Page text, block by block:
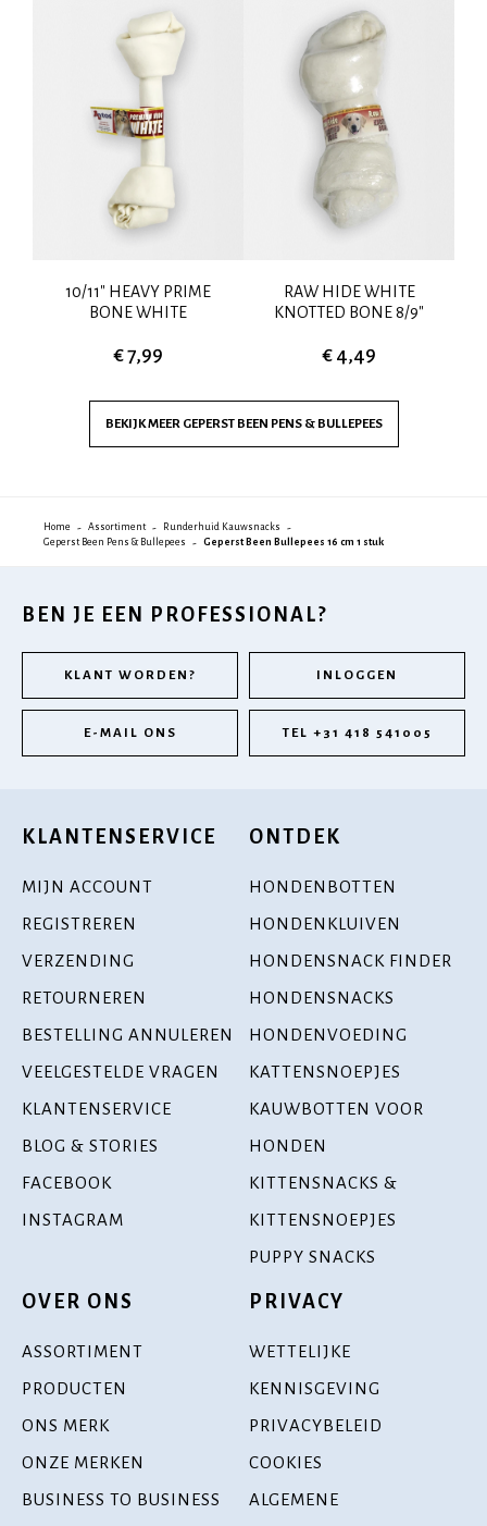
10/11" HEAVY PRIME
BONE WHITE
€ 7,99
RAW HIDE WHITE
KNOTTED BONE 8/9"
€ 4,49
BEKIJK MEER GEPERST BEEN PENS & BULLEPEES
Home Assortiment
Runderhuid Kauwsnacks
Geperst Been Pens & Bullepees
Geperst Been Bullepees 16 cm 1 stuk
BEN JE EEN PROFESSIONAL?
KLANT WORDEN? INLOGGEN
E-MAIL ONS TEL +31 418 541005
KLANTENSERVICE
MIJN ACCOUNT
REGISTREREN
VERZENDING
RETOURNEREN
BESTELLING ANNULEREN
VEELGESTELDE VRAGEN
KLANTENSERVICE
BLOG & STORIES
FACEBOOK
INSTAGRAM
ONTDEK
HONDENBOTTEN
HONDENKLUIVEN
HONDENSNACK FINDER
HONDENSNACKS
HONDENVOEDING
KATTENSNOEPJES
KAUWBOTTEN VOOR
HONDEN
KITTENSNACKS &
KITTENSNOEPJES
PUPPY SNACKS
OVER ONS
ASSORTIMENT
PRODUCTEN
ONS MERK
ONZE MERKEN
BUSINESS TO BUSINESS
PRIVACY
WETTELIJKE
KENNISGEVING
PRIVACYBELEID
COOKIES
ALGEMENE